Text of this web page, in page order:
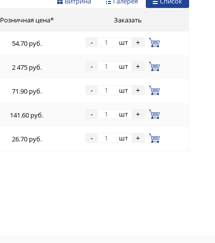
Розничная цена* Заказать
54.70 руб. - шт +
2 475 руб. - шт +
71.90 руб. - шт +
141.60 руб. - шт +
26.70 руб. - шт +